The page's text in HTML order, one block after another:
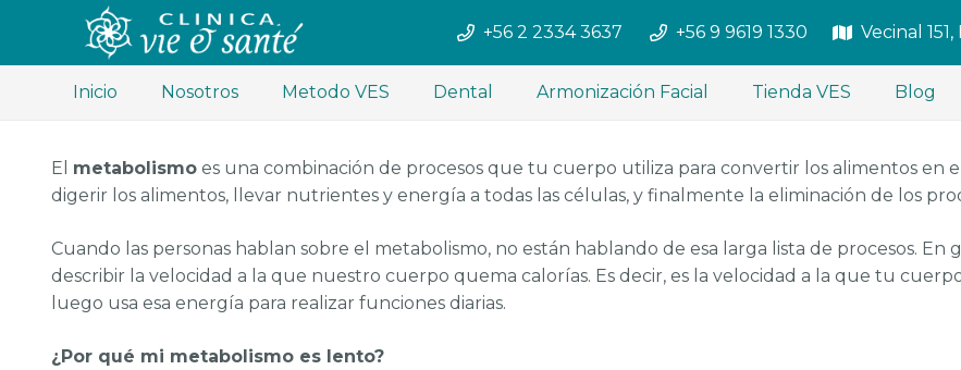
+56 2 2334 3637 +56 9 9619 1330 Vecinal
Inicio Nosotros Metodo VES Dental Armonización Facial Tienda VES Blog
El metabolismo es una combinación de procesos que tu cuerpo utiliza para convertir los alimentos en
digerir los alimentos, llevar nutrientes y energía a todas las células, y finalmente la eliminación de los
Cuando las personas hablan sobre el metabolismo, no están hablando de esa larga lista de procesos. En
describir la velocidad a la que nuestro cuerpo quema calorías. Es decir, es la velocidad a la que tu
luego usa esa energía para realizar funciones diarias.
¿Por qué mi metabolismo es lento?